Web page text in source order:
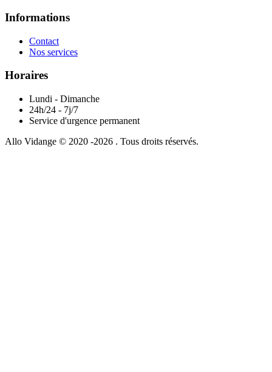
Informations
Contact
Nos services
Horaires
Lundi - Dimanche
24h/24 - 7j/7
Service d'urgence permanent
Allo Vidange © 2020 -2026 . Tous droits réservés.